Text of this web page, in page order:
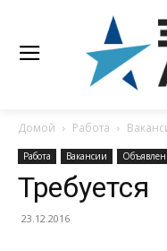
Домой Работа
Работа Вакансии
Требуется
23.12.2016